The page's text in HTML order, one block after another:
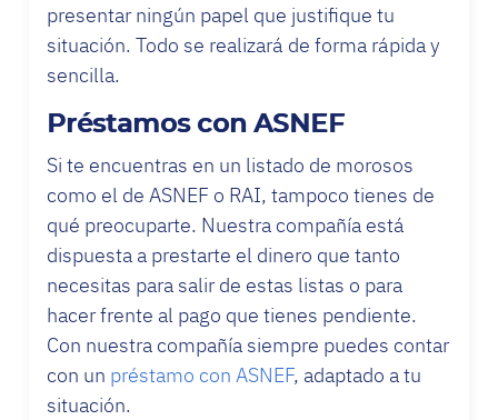
presentar ningún papel que justifique tu
situación. Todo se realizará de forma rápida y
sencilla.
Préstamos con ASNEF
Si te encuentras en un listado de morosos
como el de ASNEF o RAI, tampoco tienes de
qué preocuparte. Nuestra compañía está
dispuesta a prestarte el dinero que tanto
necesitas para salir de estas listas o para
hacer frente al pago que tienes pendiente.
Con nuestra compañía siempre puedes contar
con un préstamo con ASNEF, adaptado a tu
situación.